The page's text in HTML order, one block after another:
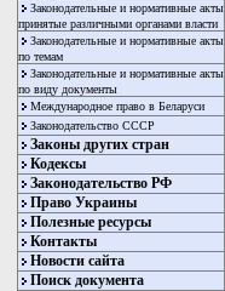
Законодательные и нормативные акты
принятые различными органами власти
Законодательные и нормативные акты
по темам
Законодательные и нормативные акты
по виду документы
Международное право в Беларуси
Законодательство СССР
Законы других стран
Кодексы
Законодательство РФ
Право Украины
Полезные ресурсы
Контакты
Новости сайта
Поиск документа